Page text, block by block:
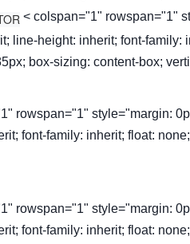
< colspan="1" rowspan="1"
line-height: inherit; font-
box-sizing: content-box;
rowspan="1" style="margin:
font-family: inherit; float:
rowspan="1" style="margin:
font-family: inherit; float: